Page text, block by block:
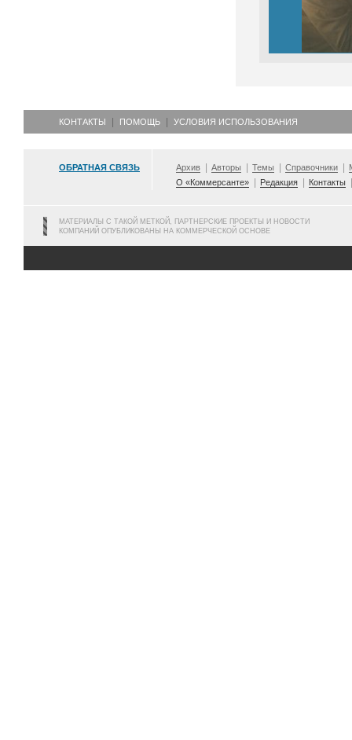
КОНТАКТЫ ПОМОЩЬ УСЛОВИЯ ИСПОЛЬЗОВАНИЯ
ОБРАТНАЯ СВЯЗЬ Архив Авторы Темы Справочники
О «Коммерсанте»
Редакция Контакты
МАТЕРИАЛЫ С ТАКОЙ МЕТКОЙ, ПАРТНЕРСКИЕ ПРОЕКТЫ И НОВОСТИ
КОМПАНИЙ ОПУБЛИКОВАНЫ НА КОММЕРЧЕСКОЙ ОСНОВЕ